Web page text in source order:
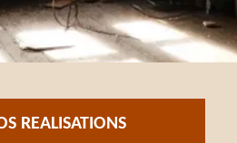
REALISATIONS